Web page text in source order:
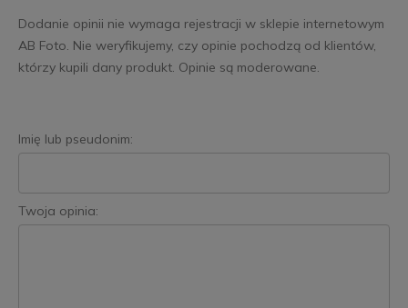
Dodanie opinii nie wymaga rejestracji w sklepie internetowym
AB Foto. Nie weryfikujemy, czy opinie pochodzą od klientów,
którzy kupili dany produkt. Opinie są moderowane.
Imię lub pseudonim:
Twoja opinia: